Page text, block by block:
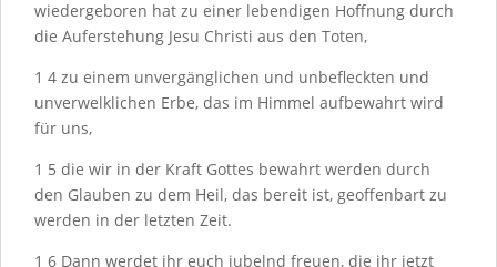
wiedergeboren hat zu einer lebendigen Hoffnung durch
die Auferstehung Jesu Christi aus den Toten,
1 4 zu einem unvergänglichen und unbefleckten und
unverwelklichen Erbe, das im Himmel aufbewahrt wird
für uns,
1 5 die wir in der Kraft Gottes bewahrt werden durch
den Glauben zu dem Heil, das bereit ist, geoffenbart zu
werden in der letzten Zeit.
1 6 Dann werdet ihr euch jubelnd freuen, die ihr jetzt